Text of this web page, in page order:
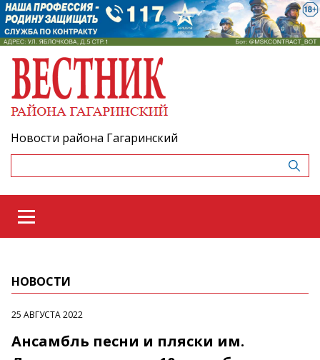
Новости района Гагаринский
НОВОСТИ
25 АВГУСТА 2022
Ансамбль песни и пляски им.